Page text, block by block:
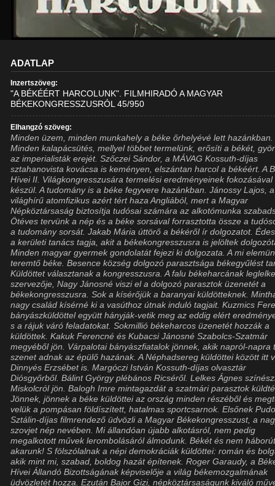
ADATLAP
Inzertszöveg:
"A BÉKÉÉRT HARCOLUNK". FILMHIRADÓ A MAGYAR
BÉKEKONGRESSZUSRÓL 45/950
Elhangzó szöveg:
Minden üzem, minden munkahely a béke őrhelyévé lett hazánkban.
Minden kalapácsütés, mellyel többet termelünk, erősíti a békét,
az imperialisták erejét. Szőczei Sándor, a MÁVAG Kossuth-díjas
sztahanovista kovácsa is keményen, elszántan harcol a békéért. A
Hívei II. Világkongresszusára termelési eredményeinek fokozásával
készül. A tudomány is a béke fegyvere hazánkban. Jánossy Lajos, a
világhírű atomfizikus azért tért haza Angliából, mert a Magyar
Népköztársaság biztosítja tudósai számára az alkotómunka
Ötéves tervünk a nép és a béke sorsával forrasztotta össze a
a tudomány sorsát. Jakab Mária úttörő a békéről ír dolgozatot.
a kerületi tanács tagja, akit a békekongresszusra is jelöltek
Minden magyar gyermek gondolatát fejezi ki dolgozata. A mi
teremtő béke. Besence község dolgozó parasztsága békegyűlést
Küldöttet választanak a kongresszusra. A falu békeharcának
szervezője, Nagy Jánosné viszi el a dolgozó parasztok üzenetét a
békekongresszusra. Sok a kísérőjük a baranyai küldötteknek.
nagy család kísérné ki a vasúthoz útnak induló tagjait. Kuzmics
bányászküldöttel együtt hányják-vetik meg az eddig elért
s a rájuk váró feladatokat. Sokmillió békeharcos üzenetét hozzák a
küldöttek. Kakuk Ferencné és Kubacsi Jánosné Szabolcs-Szatmár
megyéből jön. Várpalotai bányászfiatalok jönnek, akik napról-napra
szenet adnak az épülő hazának. A Néphadsereg küldöttei között itt
Dinnyés Erzsébet is. Margóczi István Kossuth-díjas olvasztár
Diósgyőrből. Bálint György plébános Ricséről. Lelkes Ágnes
Miskolcról jön. Balogh Imre mintagazdát a szatmári parasztok
Jönnek, jönnek a béke küldöttei az ország minden részéből és
velük a pompásan földíszített, hatalmas sportcsarnok. Elsőnek
Sztálin-díjas filmrendező üdvözli a Magyar Békekongresszust, a
szovjet nép nevében. Mi állandóan újabb alkotásról, nem pedig
megalkotott művek lerombolásáról álmodunk. Békét és nem
akarunk! S fölszólalnak a népi demokráciák küldöttei: román és
akik mint mi, szabad, boldog hazát építenek. Roger Garaudy, a
Hívei Állandó Bizottságának képviselője a világ békemozgalmának
üdvözletét hozza. Ezután Bajor Gizi, népköztársaságunk kiváló